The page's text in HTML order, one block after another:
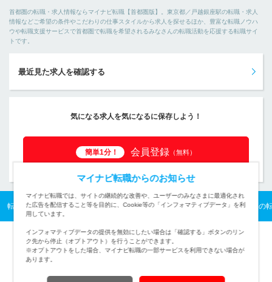
首都圏の転職・求人情報ならマイナビ転職【首都圏版】。東京都／戸越銀座駅の転職・求人
情報などご希望の条件やこだわりの仕事スタイルから求人を探せるほか、豊富な転職ノウハ
ウや転職支援サービスで首都圏で転職を希望されるみなさんの転職活動を応援する転職サイ
トです。
最近見た求人を確認する
気になる求人を気になるに保存しよう！
簡単1分！ 会員登録 （無料）
転職TOP 首都圏の転職・求人情報TOP 東京都の転職・求人一覧 品川区の
マイナビ転職からのお知らせ
マイナビ転職では、サイトの継続的な改善や、ユーザーのみなさまに最適化され
た広告を配信すること等を目的に、Cookie等の「インフォマティブデータ」を利
用しています。
インフォマティブデータの提供を無効にしたい場合は「確認する」ボタンのリン
ク先から停止（オプトアウト）を行うことができます。
※オプトアウトをした場合、マイナビ転職の一部サービスを利用できない場合が
あります。